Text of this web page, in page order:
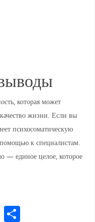
которая может
жизни. Если вы
психосоматическую
помощью к специалистам.
— единое целое, которое
F О